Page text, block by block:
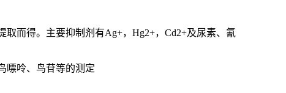
取而得。主要抑制剂有Ag+， Hg2+， Cd2+及尿素、氰
嘌呤、鸟苷等的测定